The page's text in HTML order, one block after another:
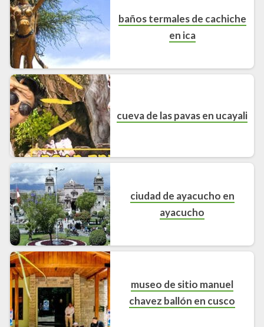
baños termales de cachiche
en ica
cueva de las pavas en ucayali
ciudad de ayacucho en
ayacucho
museo de sitio manuel
chavez ballón en cusco